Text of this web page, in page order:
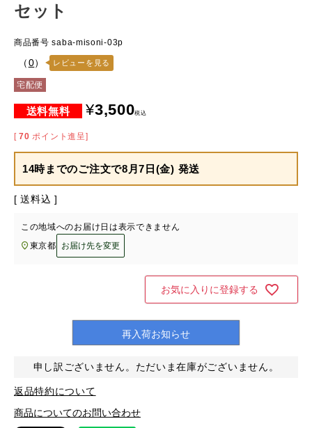
セット
商品番号 saba-misoni-03p
（0） レビューを見る
宅配便
¥3,500税込
[ 70 ポイント進呈]
14時までのご注文で8月7日(金) 発送
送料込
この地域へのお届け日は表示できません
東京都
お届け先を変更
お気に入りに登録する
再入荷お知らせ
申し訳ございません。ただいま在庫がございません。
返品特約について
商品についてのお問い合わせ